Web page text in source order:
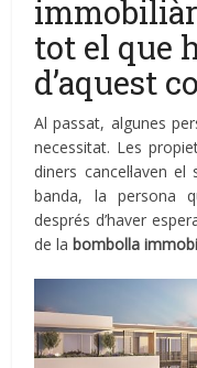
tot el que
d’aquest
Al passat, algunes
necessitat. Les
diners cancel·laven
banda, la persona
després d’haver
de labombolla